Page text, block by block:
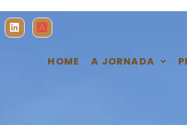
HOME A JORNADA